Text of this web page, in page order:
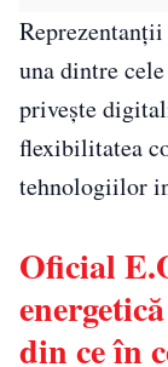
una dintre
privește
flexibilitatea
tehnologiilor
Oficial
din ce în